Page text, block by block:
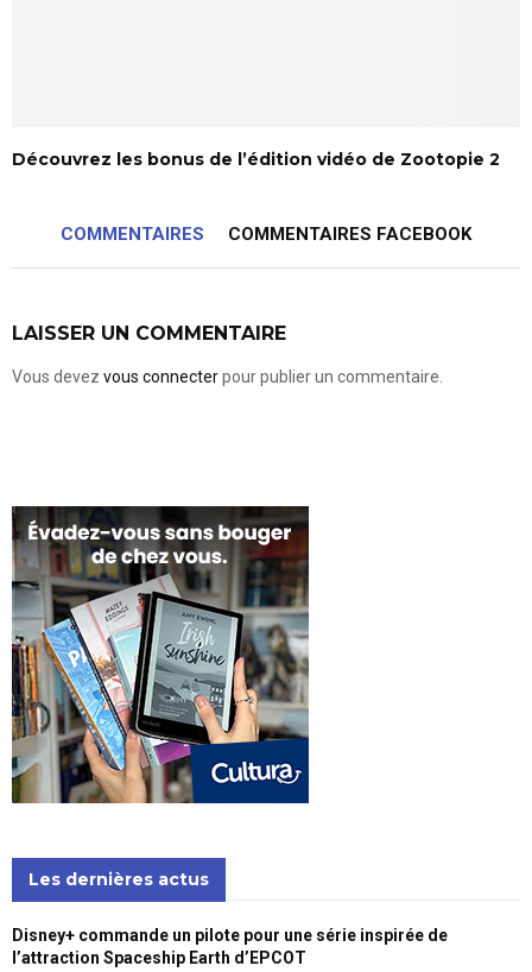
Découvrez les bonus de l’édition vidéo de Zootopie 2
COMMENTAIRES COMMENTAIRES FACEBOOK
LAISSER UN COMMENTAIRE
Vous devez vous connecterpour publier un commentaire.
Les dernières actus
Disney+ commande un pilote pour une série inspirée de
l’attraction Spaceship Earth d’EPCOT